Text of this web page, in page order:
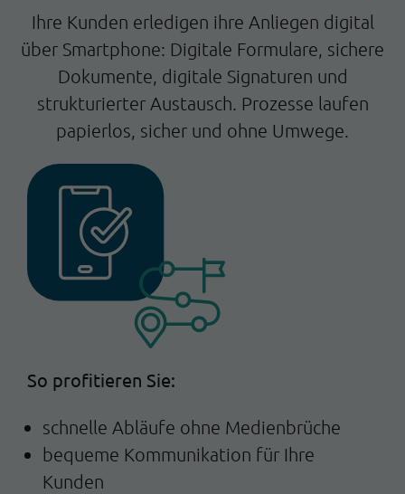
Ihre Kunden erledigen ihre Anliegen digital
über Smartphone: Digitale Formulare, sichere
Dokumente, digitale Signaturen und
strukturierter Austausch. Prozesse laufen
papierlos, sicher und ohne Umwege.
So profitieren Sie:
schnelle Abläufe ohne Medienbrüche
bequeme Kommunikation für Ihre
Kunden